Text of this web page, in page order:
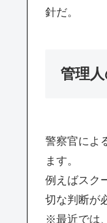
針だ。
管理
警察官によ
ます。
例えばスク
切な判断が
※最近では